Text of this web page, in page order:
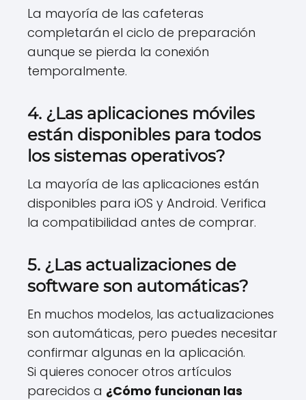
La mayoría de las cafeteras
completarán el ciclo de preparación
aunque se pierda la conexión
temporalmente.
4. ¿Las aplicaciones móviles
están disponibles para todos
los sistemas operativos?
La mayoría de las aplicaciones están
disponibles para iOS y Android. Verifica
la compatibilidad antes de comprar.
5. ¿Las actualizaciones de
software son automáticas?
En muchos modelos, las actualizaciones
son automáticas, pero puedes necesitar
confirmar algunas en la aplicación.
Si quieres conocer otros artículos
parecidos a ¿Cómo funcionan las